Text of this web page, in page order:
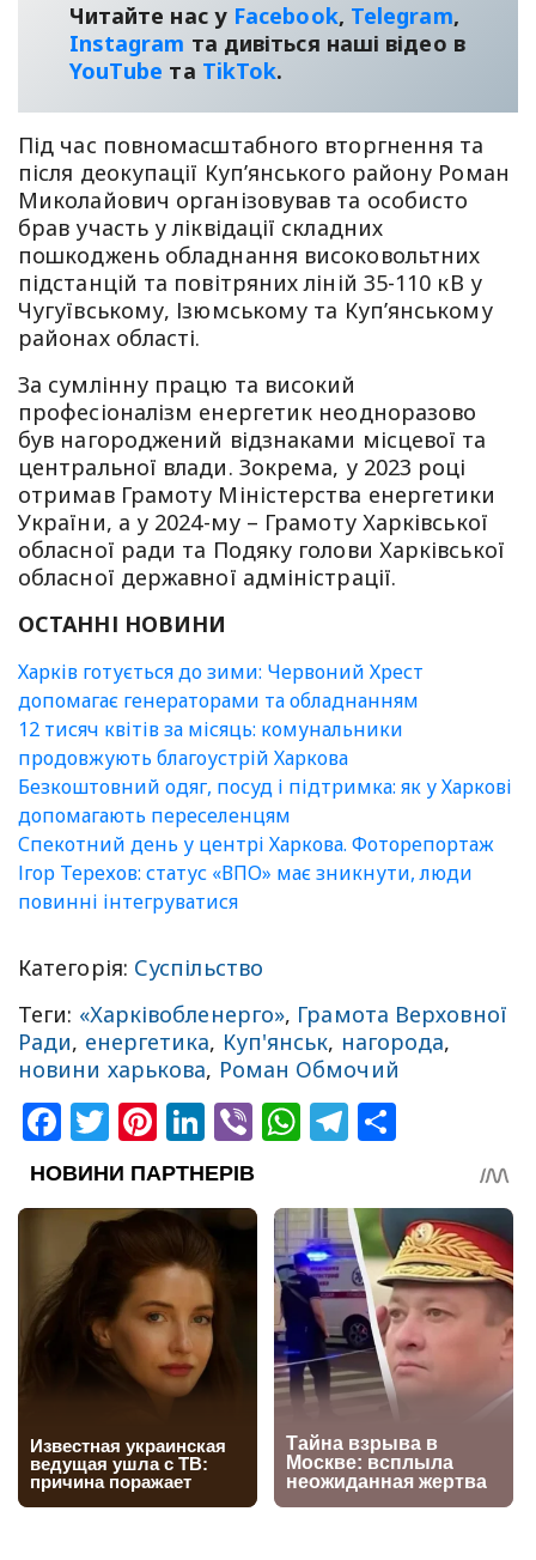
Читайте нас у Facebook, Telegram,
Instagram та дивіться наші відео в
YouТube та TikTok.
Під час повномасштабного вторгнення та
після деокупації Куп’янського району Роман
Миколайович організовував та особисто
брав участь у ліквідації складних
пошкоджень обладнання високовольтних
підстанцій та повітряних ліній 35-110 кВ у
Чугуївському, Ізюмському та Куп’янському
районах області.
За сумлінну працю та високий
професіоналізм енергетик неодноразово
був нагороджений відзнаками місцевої та
центральної влади. Зокрема, у 2023 році
отримав Грамоту Міністерства енергетики
України, а у 2024-му – Грамоту Харківської
обласної ради та Подяку голови Харківської
обласної державної адміністрації.
ОСТАННІ НОВИНИ
Харків готується до зими: Червоний Хрест
допомагає генераторами та обладнанням
12 тисяч квітів за місяць: комунальники
продовжують благоустрій Харкова
Безкоштовний одяг, посуд і підтримка: як у Харкові
допомагають переселенцям
Спекотний день у центрі Харкова. Фоторепортаж
Ігор Терехов: статус «ВПО» має зникнути, люди
повинні інтегруватися
Категорія: Суспільство
Теги: «Харківобленерго», Грамота Верховної
Ради, енергетика, Куп'янськ, нагорода,
новини харькова, Роман Обмочий
Facebook
Twitter
Pinterest
LinkedIn
ViberWhatsApp
Telegram